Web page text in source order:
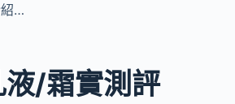
紹…
/霜實測評